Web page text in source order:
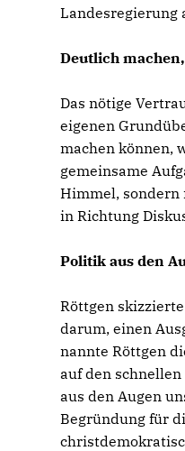
Landesregierung
Deutlich
Das nötige
eigenen
machen können,
gemeinsame
Himmel, sondern
in Richtung
Politik aus den
Röttgen
darum, einen
nannte Röttgen
auf den
aus den Augen
Begründung für